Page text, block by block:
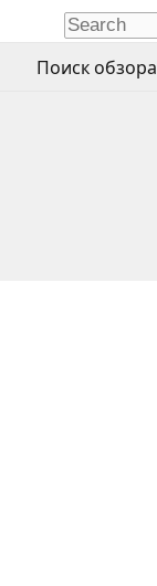
Поиск обзора